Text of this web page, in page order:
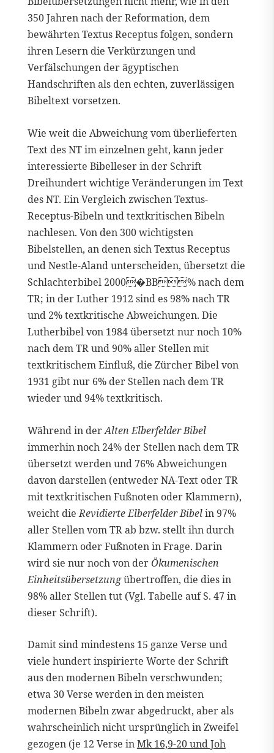
350 Jahren nach der Reformation, dem
bewährten Textus Receptus folgen, sondern
ihren Lesern die Verkürzungen und
Verfälschungen der ägyptischen
Handschriften als den echten, zuverlässigen
Bibeltext vorsetzen.
Wie weit die Abweichung vom überlieferten
Text des NT im einzelnen geht, kann jeder
interessierte Bibelleser in der Schrift
Dreihundert wichtige Veränderungen im Text
des NT. Ein Vergleich zwischen Textus-
Receptus-Bibeln und textkritischen Bibeln
nachlesen. Von den 300 wichtigsten
Bibelstellen, an denen sich Textus Receptus
und Nestle-Aland unterscheiden, übersetzt die
Schlachterbibel 2000�BB% nach dem
TR; in der Luther 1912 sind es 98% nach TR
und 2% textkritische Abweichungen. Die
Lutherbibel von 1984 übersetzt nur noch 10%
nach dem TR und 90% aller Stellen mit
textkritischem Einfluß, die Zürcher Bibel von
1931 gibt nur 6% der Stellen nach dem TR
wieder und 94% textkritisch.
Während in derAlten Elberfelder Bibel
immerhin noch 24% der Stellen nach dem TR
übersetzt werden und 76% Abweichungen
davon darstellen (entweder NA-Text oder TR
mit textkritischen Fußnoten oder Klammern),
weicht dieRevidierte Elberfelder Bibelin 97%
aller Stellen vom TR ab bzw. stellt ihn durch
Klammern oder Fußnoten in Frage. Darin
wird sie nur noch von derÖkumenischen
Einheitsübersetzungübertroffen, die dies in
98% aller Stellen tut (Vgl. Tabelle auf S. 47 in
dieser Schrift).
Damit sind mindestens 15 ganze Verse und
viele hundert inspirierte Worte der Schrift
aus den modernen Bibeln verschwunden;
etwa 30 Verse werden in den meisten
modernen Bibeln zwar abgedruckt, aber als
wahrscheinlich nicht ursprünglich in Zweifel
gezogen (je 12 Verse inMk 16,9-20 undJoh